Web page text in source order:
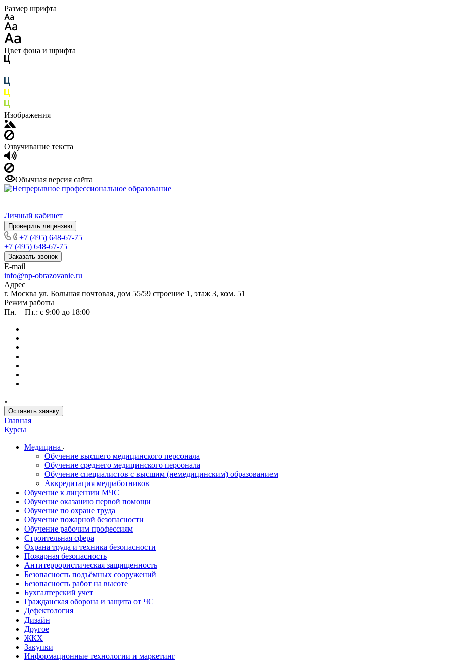
Размер шрифта
Цвет фона и шрифта
Изображения
Озвучивание текста
Обычная версия сайта
Личный кабинет
Проверить лицензию
+7 (495) 648-67-75
+7 (495) 648-67-75
Заказать звонок
E-mail
info@np-obrazovanie.ru
Адрес
г. Москва ул. Большая почтовая, дом 55/59 строение 1, этаж 3, ком. 51
Режим работы
Пн. – Пт.: с 9:00 до 18:00
Оставить заявку
Главная
Курсы
Медицина
Обучение высшего медицинского персонала
Обучение среднего медицинского персонала
Обучение специалистов с высшим (немедицинским) образованием
Аккредитация медработников
Обучение к лицензии МЧС
Обучение оказанию первой помощи
Обучение по охране труда
Обучение пожарной безопасности
Обучение рабочим профессиям
Строительная сфера
Охрана труда и техника безопасности
Пожарная безопасность
Антитеррористическая защищенность
Безопасность подъёмных сооружений
Безопасность работ на высоте
Бухгалтерский учет
Гражданская оборона и защита от ЧС
Дефектология
Дизайн
Другое
ЖКХ
Закупки
Информационные технологии и маркетинг